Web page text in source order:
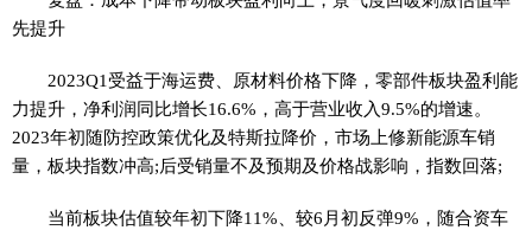
先提升
2023Q1受益于海运费、原材料价格下降，零部件板块盈利能
力提升，净利润同比增长16.6%，高于营业收入9.5%的增速。
2023年初随防控政策优化及特斯拉降价，市场上修新能源车销
量，板块指数冲高;后受销量不及预期及价格战影响，指数回落;
当前板块估值较年初下降11%、较6月初反弹9%，随合资车